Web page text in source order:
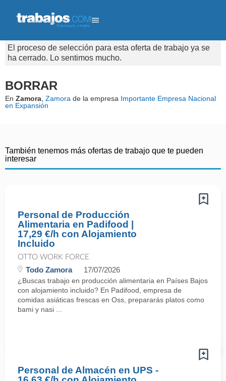
El proceso de selección para esta oferta de trabajo ya se
ha cerrado. Lo sentimos mucho.
BORRAR
En Zamora Zamora de la empresa Importante Empresa Nacional
en Expansión
También tenemos más ofertas de trabajo que te pueden
interesar
Personal de Producción
Alimentaria en Padifood |
17,29 €/h con Alojamiento
Incluido
OTTO WORK FORCE
Todo Zamora 17/07/2026
¿Buscas trabajo en producción alimentaria en Países Bajos
con alojamiento incluido? En Padifood, empresa de
comidas asiáticas frescas en Oss, prepararás platos como
bami y nasi ...
Personal de Almacén en UPS -